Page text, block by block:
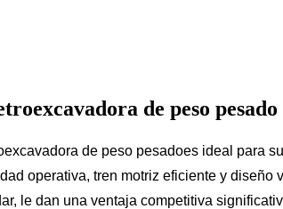
de peso pesado
de peso pesadoes ideal para
operativa, tren motriz eficiente y
le dan una ventaja competitiva